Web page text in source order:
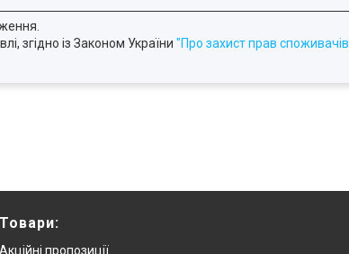
згідно із Законом України "Про захист прав споживачів
Товари:
Акційні пропозиції